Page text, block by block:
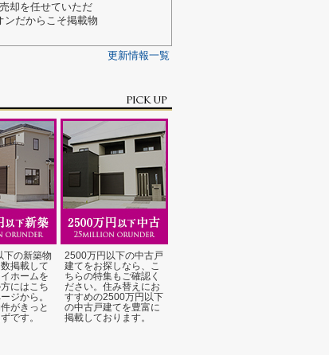
却を任せていただ
ンだからこそ掲載物
更新情報一覧
下の新築物
掲載して
ホームを
にはこち
ジから。
がきっと
です。
2500万円以下の中古戸
建てをお探しなら、こ
ちらの特集もご確認く
ださい。住み替えにお
すすめの2500万円以下
の中古戸建てを豊富に
掲載しております。